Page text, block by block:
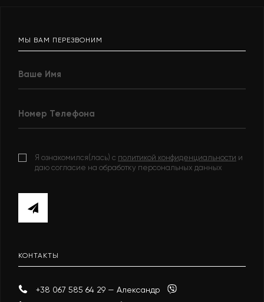
МЫ ВАМ ПЕРЕЗВОНИМ
Я ознакомился(лась) с политикой конфиденциальности и
даю согласие на обработку персональных данных
КОНТАКТЫ
+38 067 585 64 29 — Александр